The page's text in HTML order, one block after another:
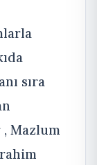
sıra
, Mazlum